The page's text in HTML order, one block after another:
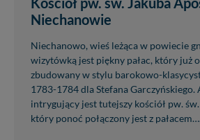
Niechanowie
Niechanowo, wieś leżąca w powiecie
wizytówką jest piękny pałac, który już
zbudowany w stylu barokowo-
1783-1784 dla Stefana Garczyńskiego.
intrygujący jest tutejszy kościół pw.
który ponoć połączony jest z